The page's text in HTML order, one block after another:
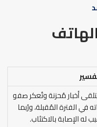
أخبار مُحزنة وتُعكر صفو
في الفترة المُقبلة، ورُبما
له الإصابة بالاكتئاب.